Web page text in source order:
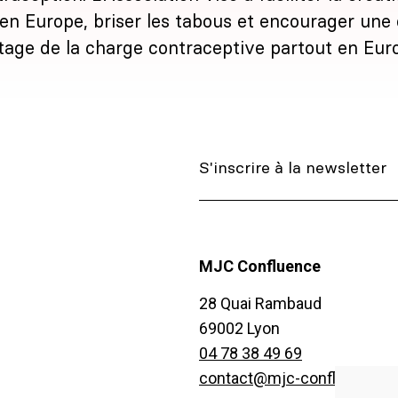
Europe, briser les tabous et encourager une
de la charge contraceptive partout en
MJC Confluence
28 Quai Rambaud
69002 Lyon
04 78 38 49 69
contact@mjc-confluence.fr